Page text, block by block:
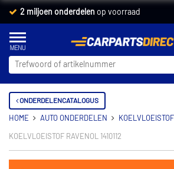
2 miljoen onderdelen op voorraad
ONDERDELENCATALOGUS
HOME AUTO ONDERDELEN KOELVLOEISTOF
KOELVLOEISTOF RAVENOL 1410112